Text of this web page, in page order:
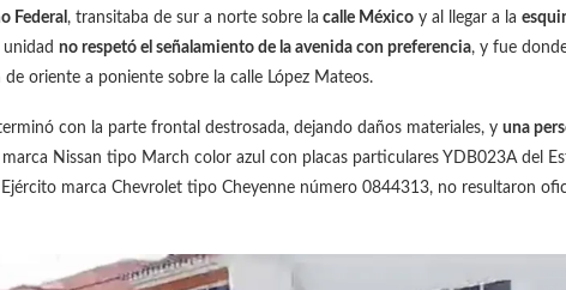
Federal , transitaba de sur a norte sobre la calle México y al llegar a la
no respetó el señalamiento de la avenida con preferencia, y fue
oriente a poniente sobre la calle López Mateos.
con la parte frontal destrosada, dejando daños materiales, y una
Nissan tipo March color azul con placas particulares YDB023A del
marca Chevrolet tipo Cheyenne número 0844313, no resultaron